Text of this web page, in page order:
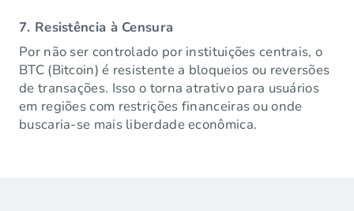
7. Resistência à Censura
Por não ser controlado por instituições centrais, o
BTC (Bitcoin) é resistente a bloqueios ou reversões
de transações. Isso o torna atrativo para usuários
em regiões com restrições financeiras ou onde
buscaria-se mais liberdade econômica.